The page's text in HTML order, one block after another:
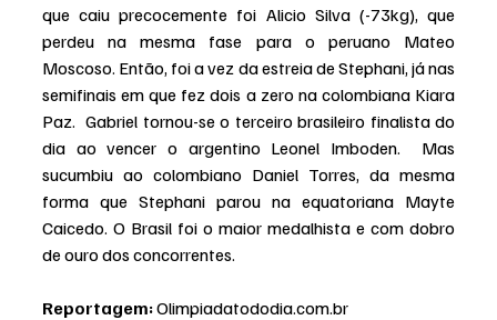
que caiu precocemente foi Alicio Silva (-73kg), que
perdeu na mesma fase para o peruano Mateo
Moscoso. Então, foi a vez da estreia de Stephani, já nas
semifinais em que fez dois a zero na colombiana Kiara
Paz.  Gabriel tornou-se o terceiro brasileiro finalista do
dia ao vencer o argentino Leonel Imboden.  Mas
sucumbiu ao colombiano Daniel Torres, da mesma
forma que Stephani parou na equatoriana Mayte
Caicedo. O Brasil foi o maior medalhista e com dobro
de ouro dos concorrentes.
Reportagem: Olimpiadatododia.com.br